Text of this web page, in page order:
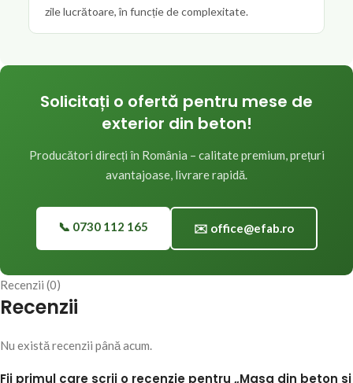
zile lucrătoare, în funcție de complexitate.
Solicitați o ofertă pentru mese de
exterior din beton!
Producători direcți în România – calitate premium, prețuri
avantajoase, livrare rapidă.
📞 0730 112 165 ✉️ office@efab.ro
Recenzii (0)
Recenzii
Nu există recenzii până acum.
Fii primul care scrii o recenzie pentru „Masa din beton si